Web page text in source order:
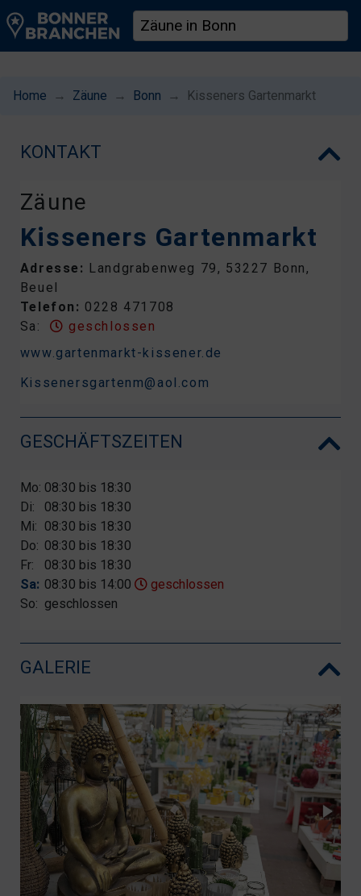
Home Zäune Bonn Kisseners Gartenmarkt
KONTAKT
Zäune
Kisseners Gartenmarkt
Adresse: Landgrabenweg 79, 53227 Bonn,
Beuel
Telefon: 0228 471708
Sa:
geschlossen
www.gartenmarkt-kissener.de
Kissenersgartenm@aol.com
GESCHÄFTSZEITEN
Mo: 08:30 bis 18:30
Di:
08:30 bis 18:30
Mi: 08:30 bis 18:30
Do: 08:30 bis 18:30
Fr:
08:30 bis 18:30
Sa: 08:30 bis 14:00
geschlossen
So: geschlossen
GALERIE